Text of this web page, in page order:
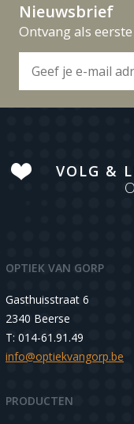
Nieuwsbrief
Ontvang als
VOLG &
OPTIEK VAN GORP
Gasthuisstraat 6
2340 Beerse
T: 014-61.91.49
info@optiekvangorp.be
PRODUCTEN